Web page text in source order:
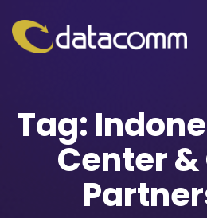
Tag:
Center